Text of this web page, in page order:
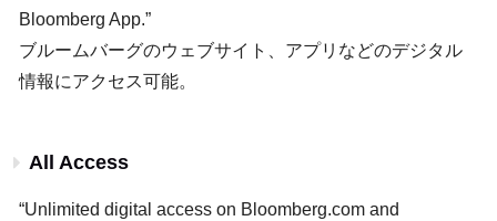
Bloomberg App.”
ブルームバーグのウェブサイト、アプリなどのデジタル
情報にアクセス可能。
All Access
“Unlimited digital access on Bloomberg.com and